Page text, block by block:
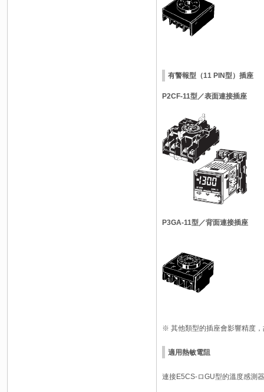
有警報型（11 PIN型）插座
P2CF-11型／表面連接插座
P3GA-11型／背面連接插座
※ 其他類型的插座會影響精度
適用熱敏電阻
連接E5CS-ロGU型的溫度感測